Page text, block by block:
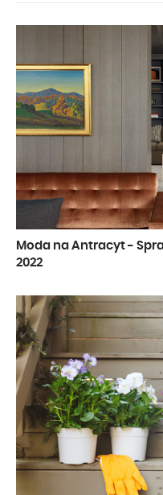
Moda na Antracyt -
2022